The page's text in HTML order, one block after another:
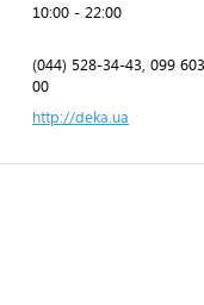
10:00 - 22:00
(044) 528-34-43, 099
00
http://deka.ua